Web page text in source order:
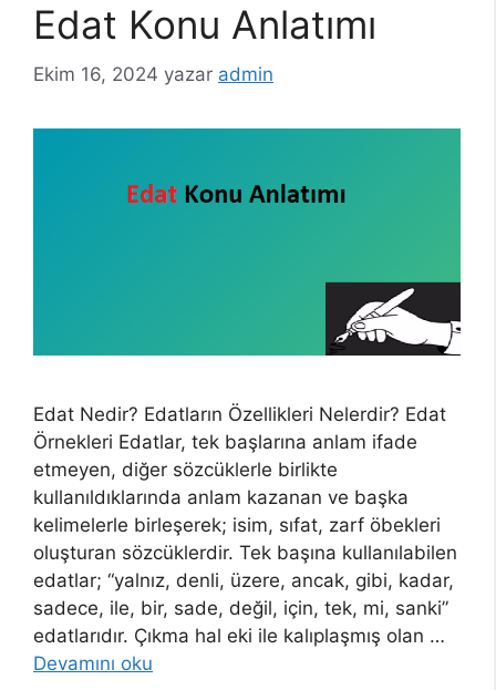
Edat Konu Anlatımı
Ekim 16, 2024 yazar admin
Edat Nedir? Edatların Özellikleri Nelerdir? Edat
Örnekleri Edatlar, tek başlarına anlam ifade
etmeyen, diğer sözcüklerle birlikte
kullanıldıklarında anlam kazanan ve başka
kelimelerle birleşerek; isim, sıfat, zarf öbekleri
oluşturan sözcüklerdir. Tek başına kullanılabilen
edatlar; “yalnız, denli, üzere, ancak, gibi, kadar,
sadece, ile, bir, sade, değil, için, tek, mi, sanki”
edatlarıdır. Çıkma hal eki ile kalıplaşmış olan …
Devamını oku